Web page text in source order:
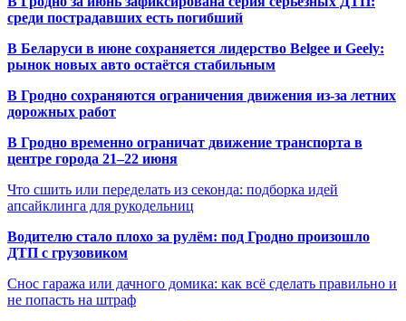
среди пострадавших есть погибший
В Беларуси в июне сохраняется лидерство Belgee и Geely:
рынок новых авто остаётся стабильным
В Гродно сохраняются ограничения движения из-за летних
дорожных работ
В Гродно временно ограничат движение транспорта в
центре города 21–22 июня
Что сшить или переделать из секонда: подборка идей
апсайклинга для рукодельниц
Водителю стало плохо за рулём: под Гродно произошло
ДТП с грузовиком
Снос гаража или дачного домика: как всё сделать правильно и
не попасть на штраф